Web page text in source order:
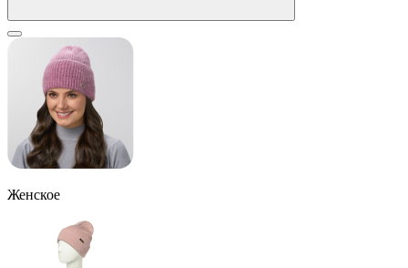
Женское